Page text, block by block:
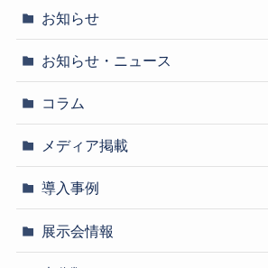
お知らせ
お知らせ・ニュース
コラム
メディア掲載
導入事例
展示会情報